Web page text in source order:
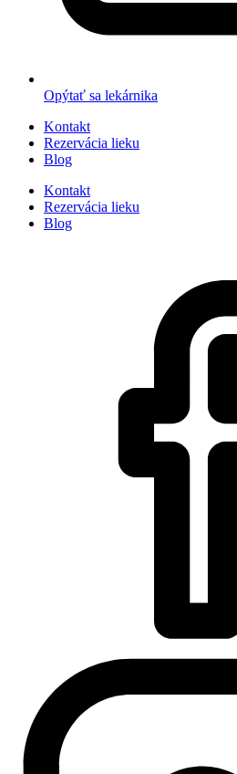
Opýtať sa lekárnika
Kontakt
Rezervácia lieku
Blog
Kontakt
Rezervácia lieku
Blog